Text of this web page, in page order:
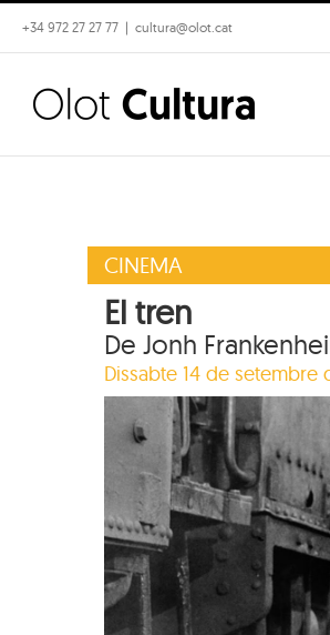
Skip
to
content
+34 972 27 27 77 | cultura@olot.cat
CINEMA
El tren
De Jonh
Dissabte 14 de setembre